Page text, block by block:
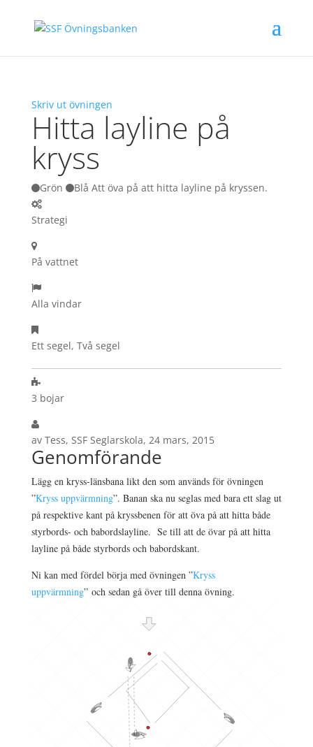
Skriv ut övningen
Hitta layline på
kryss
Grön Blå Att öva på att hitta layline på kryssen.
Strategi
På vattnet
Alla vindar
Ett segel, Två segel
3 bojar
av Tess, SSF Seglarskola, 24 mars, 2015
Genomförande
Lägg en kryss-länsbana likt den som används för övningen
”Kryss uppvärmning”. Banan ska nu seglas med bara ett slag ut
på respektive kant på kryssbenen för att öva på att hitta både
styrbords- och babordslayline. Se till att de övar på att hitta
layline på både styrbords och babordskant.
Ni kan med fördel börja med övningen ”Kryss
uppvärmning” och sedan gå över till denna övning.